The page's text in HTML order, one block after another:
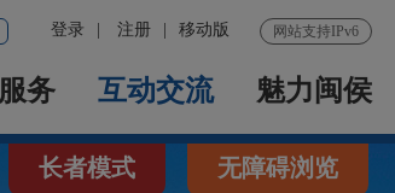
网站支持IPv6
登录 注册 移动版
务 互动交流 魅力闽侯
长者模式 无障碍浏览